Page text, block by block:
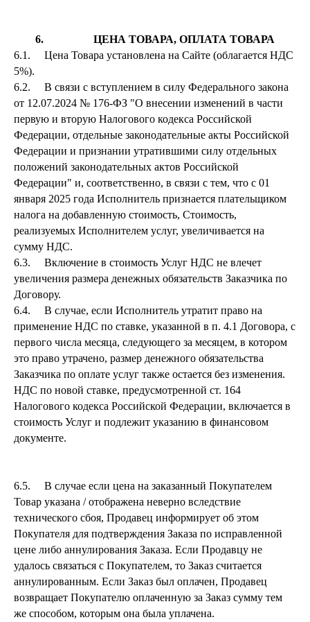
6. ЦЕНА ТОВАРА, ОПЛАТА ТОВАРА
6.1. Цена Товара установлена на Сайте (облагается НДС
5%).
6.2. В связи с вступлением в силу Федерального закона
от 12.07.2024 № 176-ФЗ "О внесении изменений в части
первую и вторую Налогового кодекса Российской
Федерации, отдельные законодательные акты Российской
Федерации и признании утратившими силу отдельных
положений законодательных актов Российской
Федерации" и, соответственно, в связи с тем, что с 01
января 2025 года Исполнитель признается плательщиком
налога на добавленную стоимость, Стоимость,
реализуемых Исполнителем услуг, увеличивается на
сумму НДС.
6.3. Включение в стоимость Услуг НДС не влечет
увеличения размера денежных обязательств Заказчика по
Договору.
6.4. В случае, если Исполнитель утратит право на
применение НДС по ставке, указанной в п. 4.1 Договора, с
первого числа месяца, следующего за месяцем, в котором
это право утрачено, размер денежного обязательства
Заказчика по оплате услуг также остается без изменения.
НДС по новой ставке, предусмотренной ст. 164
Налогового кодекса Российской Федерации, включается в
стоимость Услуг и подлежит указанию в финансовом
документе.
6.5. В случае если цена на заказанный Покупателем
Товар указана / отображена неверно вследствие
технического сбоя, Продавец информирует об этом
Покупателя для подтверждения Заказа по исправленной
цене либо аннулирования Заказа. Если Продавцу не
удалось связаться с Покупателем, то Заказ считается
аннулированным. Если Заказ был оплачен, Продавец
возвращает Покупателю оплаченную за Заказ сумму тем
же способом, которым она была уплачена.